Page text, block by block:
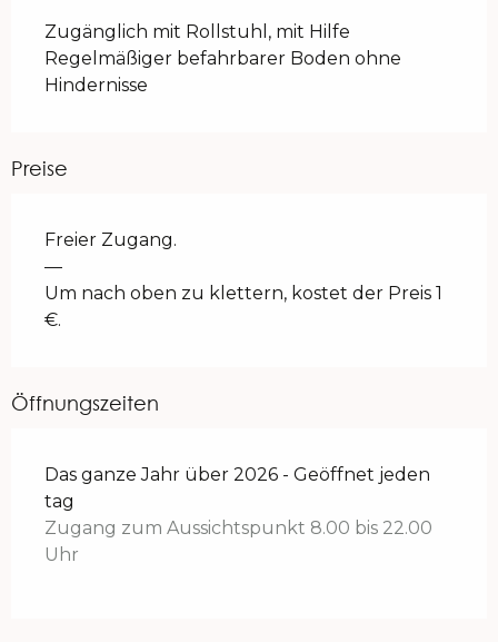
Zugänglich mit Rollstuhl, mit Hilfe
Regelmäßiger befahrbarer Boden ohne
Hindernisse
Preise
Freier Zugang.
—
Um nach oben zu klettern, kostet der Preis 1
€.
Öffnungszeiten
Das ganze Jahr über 2026 - Geöffnet jeden
tag
Zugang zum Aussichtspunkt 8.00 bis 22.00
Uhr